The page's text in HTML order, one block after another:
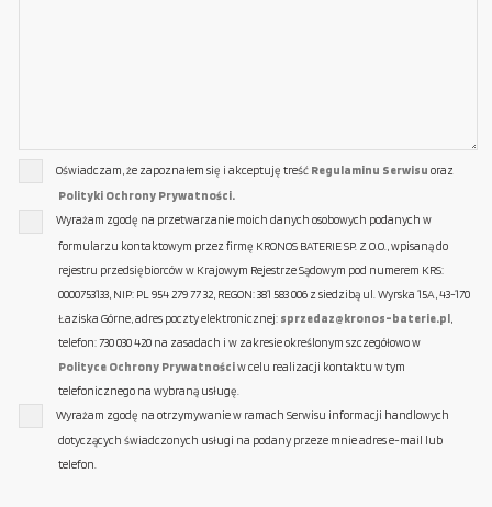
Oświadczam, że zapoznałem się i akceptuję treść Regulaminu Serwisu oraz
Polityki Ochrony Prywatności.
Wyrażam zgodę na przetwarzanie moich danych osobowych podanych w
formularzu kontaktowym przez firmę KRONOS BATERIE SP. Z O.O., wpisaną do
rejestru przedsiębiorców w Krajowym Rejestrze Sądowym pod numerem KRS:
0000753133, NIP: PL 954 279 77 32, REGON: 381 583 006 z siedzibą ul. Wyrska 15A, 43-170
Łaziska Górne, adres poczty elektronicznej: sprzedaz@kronos-baterie.pl
telefon: 730 030 420 na zasadach i w zakresie określonym szczegółowo w
Polityce Ochrony Prywatnościw celu realizacji kontaktu w tym
telefonicznego na wybraną usługę.
Wyrażam zgodę na otrzymywanie w ramach Serwisu informacji handlowych
dotyczących świadczonych usługi na podany przeze mnie adres e-mail lub
telefon.